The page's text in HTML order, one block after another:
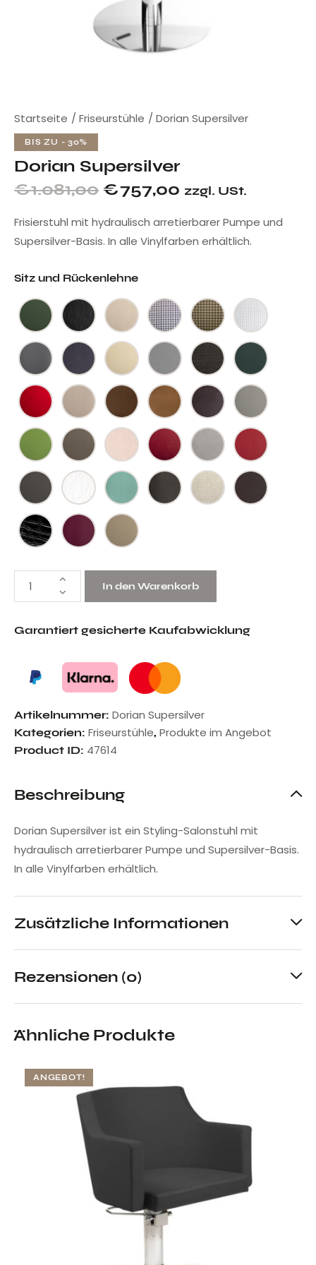
Startseite Friseurstühle Dorian Supersilver
BIS ZU - 30%
Dorian Supersilver
€1.081,00 €757,00 zzgl. USt.
Frisierstuhl mit hydraulisch arretierbarer Pumpe und
Supersilver-Basis. In alle Vinylfarben erhältlich.
Sitz und Rückenlehne
In den Warenkorb
Garantiert gesicherte Kaufabwicklung
Artikelnummer: Dorian Supersilver
Kategorien: Friseurstühle, Produkte im Angebot
Product ID: 47614
Beschreibung
Dorian Supersilver ist ein Styling-Salonstuhl mit
hydraulisch arretierbarer Pumpe und Supersilver-Basis.
In alle Vinylfarben erhältlich.
Zusätzliche Informationen
Rezensionen (0)
Ähnliche Produkte
ANGEBOT!